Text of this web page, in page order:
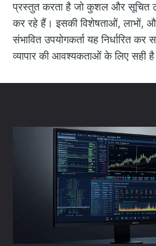
प्रस्तुत करता है जो कुशल और सूचित
कर रहे हैं। इसकी विशेषताओं, लाभों,
संभावित उपयोगकर्ता यह निर्धारित
व्यापार की आवश्यकताओं के लिए सही है